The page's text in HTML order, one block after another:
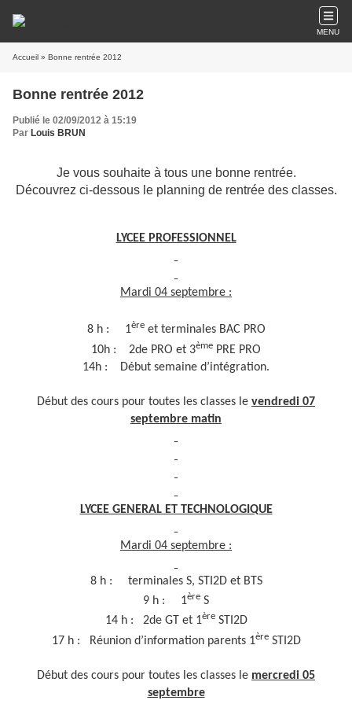
MENU
Accueil » Bonne rentrée 2012
Bonne rentrée 2012
Publié le 02/09/2012 à 15:19
Par Louis BRUN
Je vous souhaite à tous une bonne rentrée.
Découvrez ci-dessous le planning de rentrée des classes.
LYCEE PROFESSIONNEL
Mardi 04 septembre :
8 h : 1èreet terminales BAC PRO
10h : 2de PRO et 3ème PRE PRO
14h : Début semaine d’intégration.
Début des cours pour toutes les classes le vendredi 07
septembre matin
LYCEE GENERAL ET TECHNOLOGIQUE
Mardi 04 septembre :
8 h : terminales S, STI2D et BTS
9 h : 1ère S
14 h : 2de GT et 1èreSTI2D
17 h : Réunion d’information parents 1èreSTI2D
Début des cours pour toutes les classes le mercredi 05
septembre